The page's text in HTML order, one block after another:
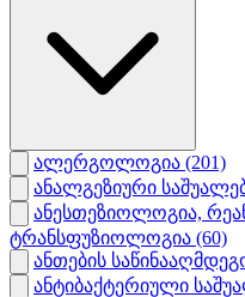
ალერგოლოგია (201)
ანალგეზიური
ანესთეზიოლოგია,
ტრანსფუზიოლოგია (60)
ანთების
ანტიბაქტერიული